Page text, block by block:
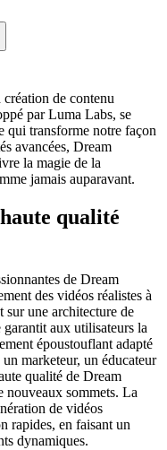
de contenu
par Luma Labs, se
qui transforme notre façon
avancées, Dream
la magie de la
jamais auparavant.
qualité
de Dream
des vidéos réalistes à
sur une architecture de
aux utilisateurs la
époustouflant adapté
marketeur, un éducateur
qualité de Dream
sommets. La
de vidéos
rapides, en faisant un
dynamiques.